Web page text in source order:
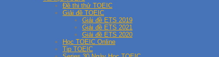
Đề thi thử TOEIC
Giải đề TOEIC
Giải đề ETS 2019
Giải đề ETS 2021
Giải đề ETS 2020
Học TOEIC Online
Tip TOEIC